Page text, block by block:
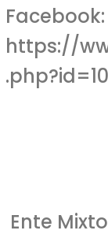
Facebook:
https://
Ente Mixto